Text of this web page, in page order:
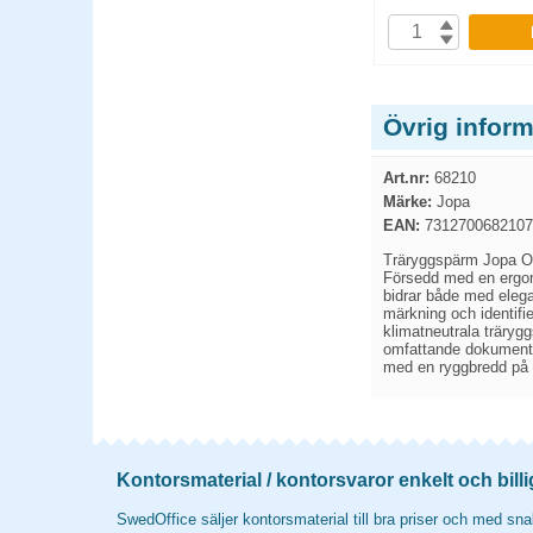
Övrig
Art.nr: 68210
Märke: Jopa
EAN: 7312700682107
Träryggspärm Jopa
Försedd med en
bidrar både med
märkning och
klimatneutrala
omfattande
med en ryggbredd
Kontorsmaterial / kontorsvaror enkelt och
SwedOffice säljer kontorsmaterial till bra priser och med